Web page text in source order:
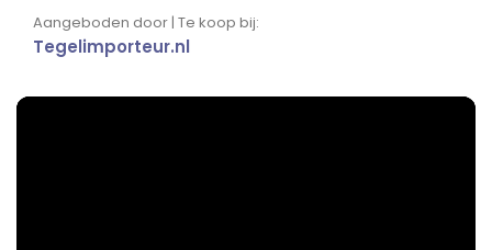
Aangeboden door | Te koop bij:
Tegelimporteur.nl